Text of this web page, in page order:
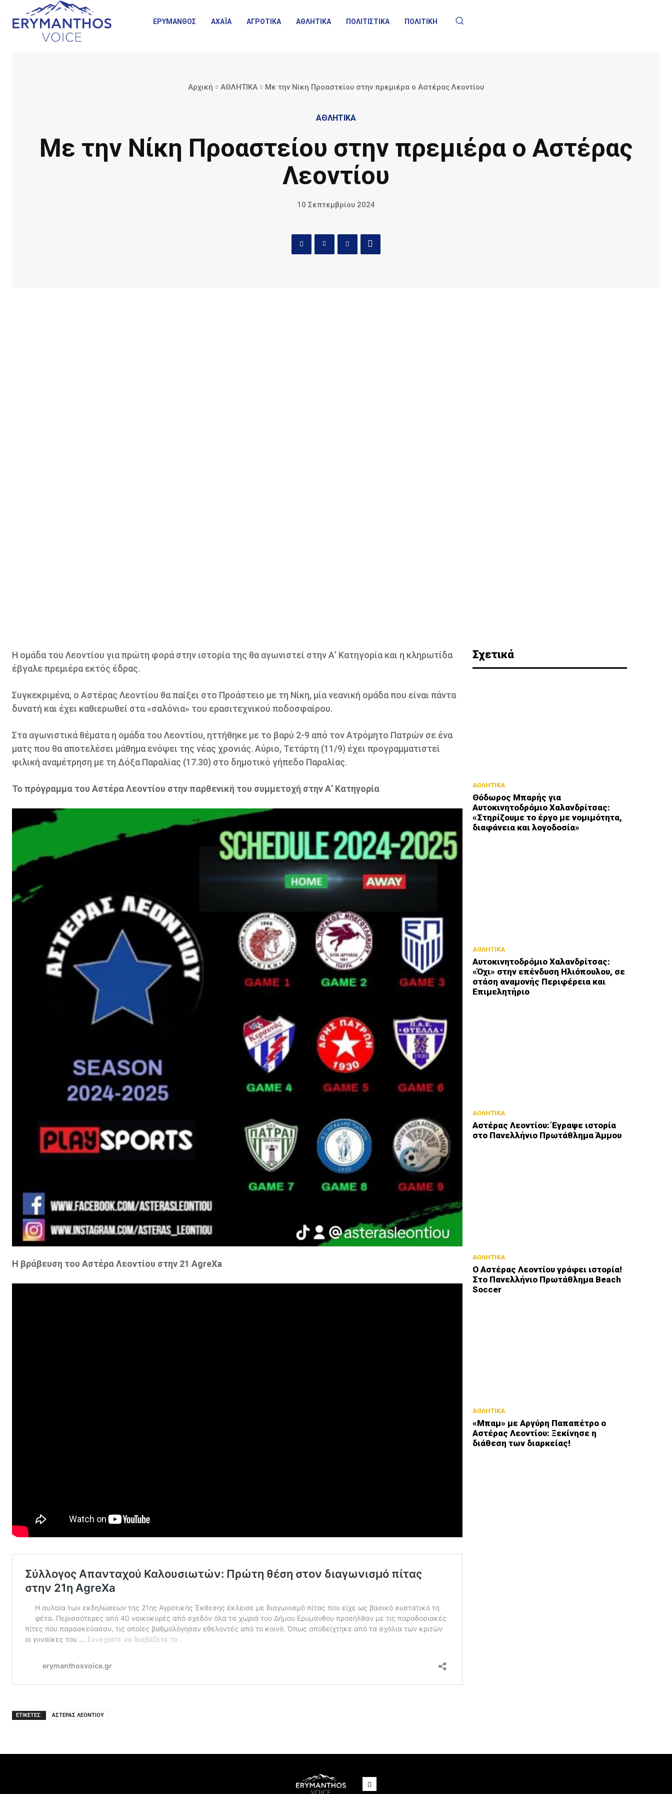
ΕΡΥΜΑΝΘΟΣ ΑΧΑΪΑ ΑΓΡΟΤΙΚΑ ΑΘΛΗΤΙΚΑ ΠΟΛΙΤΙΣΤΙΚΑ ΠΟΛΙΤΙΚΗ
Αρχική ΑΘΛΗΤΙΚΑ Με την Νίκη Προαστείου στην πρεμιέρα ο Αστέρας Λεοντίου
ΑΘΛΗΤΙΚΑ
Με την Νίκη Προαστείου στην πρεμιέρα ο Αστέρας
Λεοντίου
10 Σεπτεμβρίου 2024
Η ομάδα του Λεοντίου για πρώτη φορά στην ιστορία της θα αγωνιστεί στην Α’ Κατηγορία και η κληρωτίδα
έβγαλε πρεμιέρα εκτός έδρας.
Συγκεκριμένα, ο Αστέρας Λεοντίου θα παίξει στο Προάστειο με τη Νίκη, μία νεανική ομάδα που είναι πάντα
δυνατή και έχει καθιερωθεί στα «σαλόνια» του ερασιτεχνικού ποδοσφαίρου.
Στα αγωνιστικά θέματα η ομάδα του Λεοντίου, ηττήθηκε με το βαρύ 2-9 από τον Ατρόμητο Πατρών σε ένα
ματς που θα αποτελέσει μάθημα ενόψει της νέας χρονιάς. Aύριο, Τετάρτη (11/9) έχει προγραμματιστεί
φιλική αναμέτρηση με τη Δόξα Παραλίας (17.30) στο δημοτικό γήπεδο Παραλίας.
Το πρόγραμμα του Αστέρα Λεοντίου στην παρθενική του συμμετοχή στην Α’ Κατηγορία
Η βράβευση του Αστέρα Λεοντίου στην 21 AgreXa
ΕΤΙΚΕΤΕΣ: ΑΣΤΕΡΑΣ ΛΕΟΝΤΙΟΥ
Σχετικά
ΑΘΛΗΤΙΚΑ
Θόδωρος Μπαρής για
Αυτοκινητοδρόμιο Χαλανδρίτσας:
«Στηρίζουμε το έργο με νομιμότητα,
διαφάνεια και λογοδοσία»
ΑΘΛΗΤΙΚΑ
Αυτοκινητοδρόμιο Χαλανδρίτσας:
«Όχι» στην επένδυση Ηλιόπουλου, σε
στάση αναμονής Περιφέρεια και
Επιμελητήριο
ΑΘΛΗΤΙΚΑ
Αστέρας Λεοντίου: Έγραψε ιστορία
στο Πανελλήνιο Πρωτάθλημα Άμμου
ΑΘΛΗΤΙΚΑ
Ο Αστέρας Λεοντίου γράφει ιστορία!
Στο Πανελλήνιο Πρωτάθλημα Beach
Soccer
ΑΘΛΗΤΙΚΑ
«Μπαμ» με Αργύρη Παπαπέτρο ο
Αστέρας Λεοντίου: Ξεκίνησε η
διάθεση των διαρκείας!